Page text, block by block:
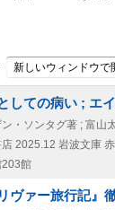
新しいウィンドウで
しての病い ; エ
・ソンタグ著 ; 富山
2025.12 岩波文庫
203館
ヴァー旅行記』